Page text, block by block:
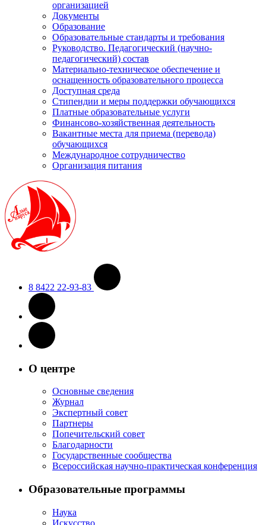
организацией
Документы
Образование
Образовательные стандарты и требования
Руководство. Педагогический (научно-
педагогический) состав
Материально-техническое обеспечение и
оснащенность образовательного процесса
Доступная среда
Стипендии и меры поддержки обучающихся
Платные образовательные услуги
Финансово-хозяйственная деятельность
Вакантные места для приема (перевода)
обучающихся
Международное сотрудничество
Организация питания
8 8422 22-93-83
О центре
Основные сведения
Журнал
Экспертный совет
Партнеры
Попечительский совет
Благодарности
Государственные сообщества
Всероссийская научно-практическая конференция
Образовательные программы
Наука
Искусство